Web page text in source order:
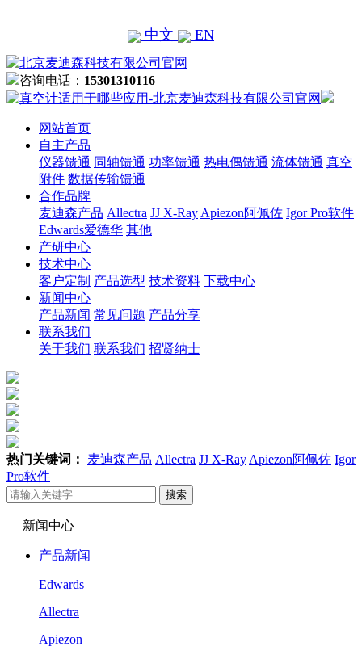
中文 EN
咨询电话： 15301310116
网站首页
自主产品
仪器馈通 同轴馈通 功率馈通 热电偶馈通 流体馈通 真空
附件 数据传输馈通
合作品牌
麦迪森产品 Allectra JJ X-Ray Apiezon阿佩佐 Igor Pro软件
Edwards爱德华 其他
产研中心
技术中心
客户定制 产品选型 技术资料 下载中心
新闻中心
产品新闻 常见问题 产品分享
联系我们
关于我们 联系我们 招贤纳士
热门关键词： 麦迪森产品 Allectra JJ X-Ray Apiezon阿佩佐 Igor
Pro软件
搜索
— 新闻中心 —
产品新闻
Edwards
Allectra
Apiezon